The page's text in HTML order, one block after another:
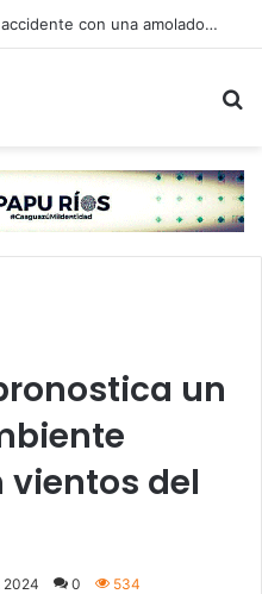
Obrero fallece tras sufrir un accidente con una amoladora en Canindeyú
un
vientos del
2024 0 534